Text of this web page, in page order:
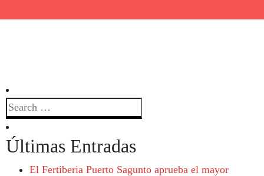
Últimas Entradas
El Fertiberia Puerto Sagunto aprueba el mayor